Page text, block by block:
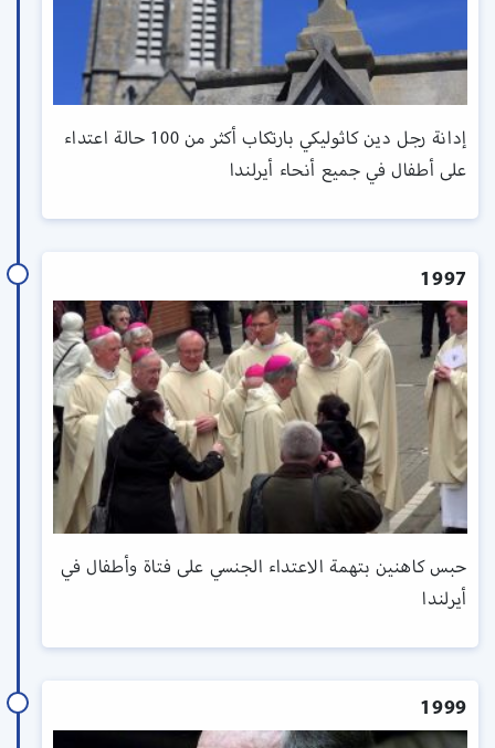
إدانة رجل دين كاثوليكي بارتكاب أكثر من 100 حالة اعتداء
على أطفال في جميع أنحاء أيرلندا
1997
حبس كاهنين بتهمة الاعتداء الجنسي على فتاة وأطفال في
أيرلندا
1999